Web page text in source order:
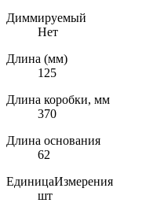
Диммируемый
Нет
Длина (мм)
125
Длина коробки, мм
370
Длина основания
62
ЕдиницаИзмерения
шт